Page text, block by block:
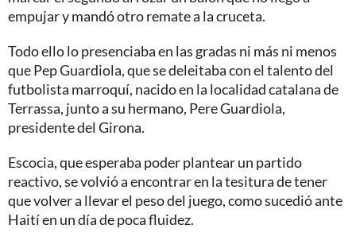
empujar y mandó otro remate a la cruceta.
Todo ello lo presenciaba en las gradas ni más ni menos
que Pep Guardiola, que se deleitaba con el talento del
futbolista marroquí, nacido en la localidad catalana de
Terrassa, junto a su hermano, Pere Guardiola,
presidente del Girona.
Escocia, que esperaba poder plantear un partido
reactivo, se volvió a encontrar en la tesitura de tener
que volver a llevar el peso del juego, como sucedió ante
Haití en un día de poca fluidez.